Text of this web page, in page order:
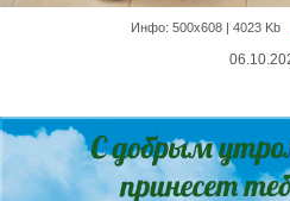
Инфо: 500х608 | 4023 Kb